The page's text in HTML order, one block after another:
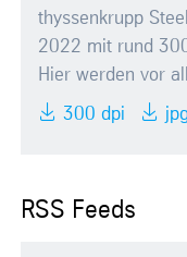
thyssenkrupp
2022 mit rund
Hier werden vor
300 dpi
RSS Feeds